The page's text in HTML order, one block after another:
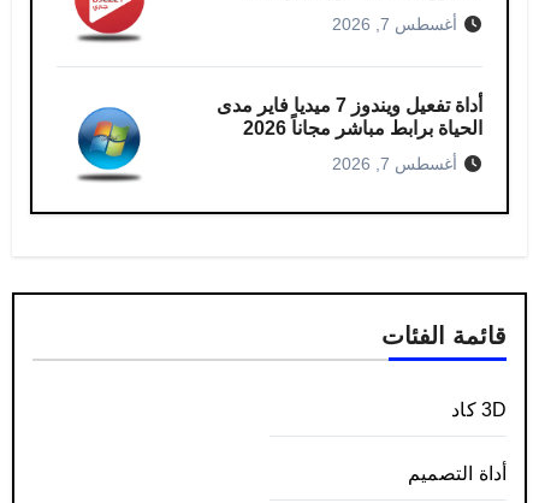
أغسطس 7, 2026
أداة تفعيل ويندوز 7 ميديا فاير مدى
الحياة برابط مباشر مجاناً 2026
أغسطس 7, 2026
قائمة الفئات
3D كاد
أداة التصميم